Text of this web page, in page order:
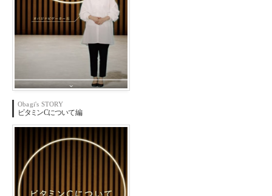
Obagi's STORY
ビタミ ンCについて編